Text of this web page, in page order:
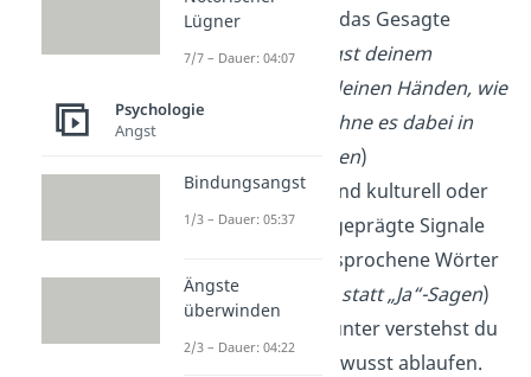
verdeutlichst du das Gesagte
(Beispiel:Du zeigst deinem
Gegenüber mit deinen Händen, wie
groß etwas ist, ohne es dabei in
der Hand zu halten)
Embleme: Das sind kulturell oder
gesellschaftlich geprägte Signale
und ersetzen gesprochene Wörter
(Beispiel:
Nicken statt „Ja“-Sagen)
: Darunter verstehst du
Gesten, die unbewusst ablaufen.
Lügner
7/7 – Dauer: 04:07
Psychologie
Angst
Bindungsangst
1/3 – Dauer: 05:37
Ängste
überwinden
2/3 – Dauer: 04:22